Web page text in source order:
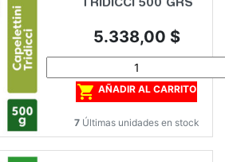
TRIDICCI 500 GRS
Precio
5.338,00 $
 AÑADIR AL CARRITO
7 Últimas unidades en stock